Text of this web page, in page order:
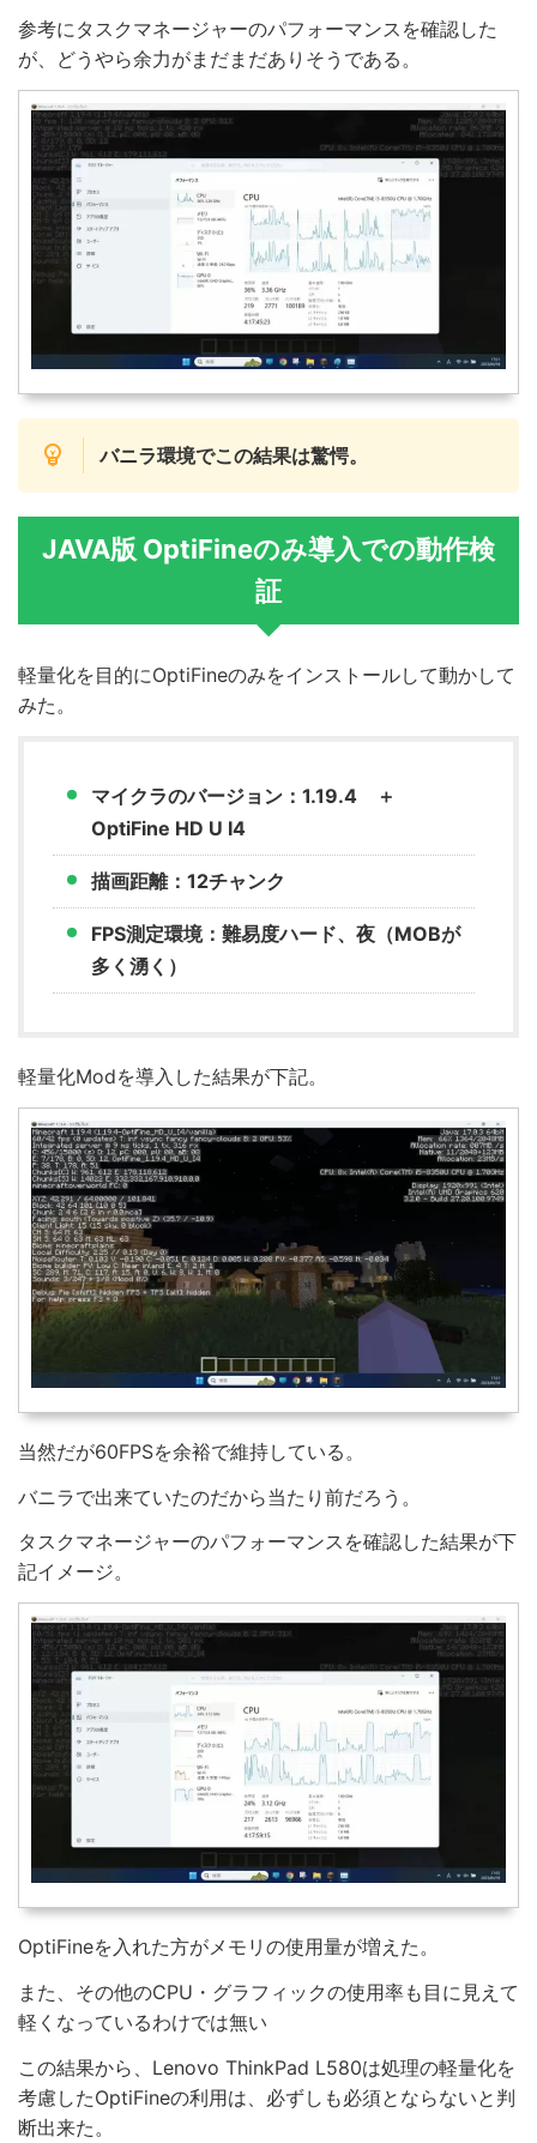
参考にタスクマネージャーのパフォーマンスを確認した
が、どうやら余力がまだまだありそうである。
バニラ環境でこの結果は驚愕。
JAVA版 OptiFineのみ導入での動作検
証
軽量化を目的にOptiFineのみをインストールして動かして
みた。
マイクラのバージョン：1.19.4 ＋
OptiFine HD U I4
描画距離：12チャンク
FPS測定環境：難易度ハード、夜（MOBが
多く湧く）
軽量化Modを導入した結果が下記。
当然だが60FPSを余裕で維持している。
バニラで出来ていたのだから当たり前だろう。
タスクマネージャーのパフォーマンスを確認した結果が下
記イメージ。
OptiFineを入れた方がメモリの使用量が増えた。
また、その他のCPU・グラフィックの使用率も目に見えて
軽くなっているわけでは無い
この結果から、Lenovo ThinkPad L580は処理の軽量化を
考慮したOptiFineの利用は、必ずしも必須とならないと判
断出来た。